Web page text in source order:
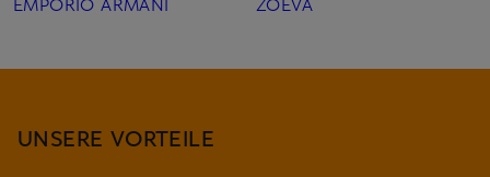
UNSERE VORTEILE